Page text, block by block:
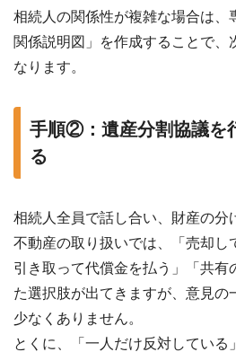
相続人の関係性が複雑な場合は、
関係説明図」を作成することで、
なります。
手順②：遺産分割協議を
る
相続人全員で話し合い、財産の分
不動産の取り扱いでは、「売却し
引き取って代償金を払う」「共有
た選択肢が出てきますが、意見の
少なくありません。
とくに、「一人だけ反対している